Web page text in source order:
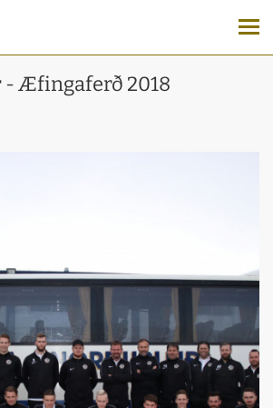
Æfingaferð 2018